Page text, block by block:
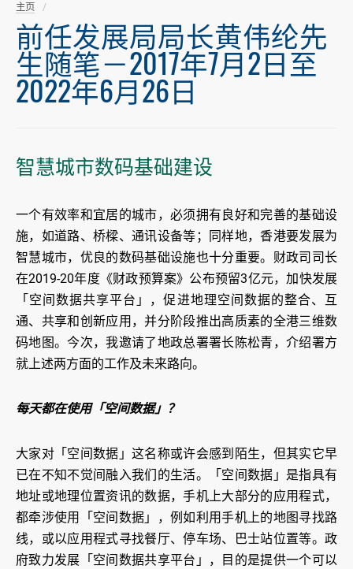
主页
前任发展局局长黄伟纶先
生随笔－2017年7月2日至
2022年6月26日
智慧城市数码基础建设
一个有效率和宜居的城市，必须拥有良好和完善的基础设
施，如道路、桥樑、通讯设备等；同样地，香港要发展为
智慧城市，优良的数码基础设施也十分重要。财政司司长
在2019-20年度《财政预算案》公布预留3亿元，加快发展
「空间数据共享平台」，促进地理空间数据的整合、互
通、共享和创新应用，并分阶段推出高质素的全港三维数
码地图。今次，我邀请了地政总署署长陈松青，介绍署方
就上述两方面的工作及未来路向。
每天都在使用「空间数据」？
大家对「空间数据」这名称或许会感到陌生，但其实它早
已在不知不觉间融入我们的生活。「空间数据」是指具有
地址或地理位置资讯的数据，手机上大部分的应用程式，
都牵涉使用「空间数据」，例如利用手机上的地图寻找路
线，或以应用程式寻找餐厅、停车场、巴士站位置等。政
府致力发展「空间数据共享平台」，目的是提供一个可以